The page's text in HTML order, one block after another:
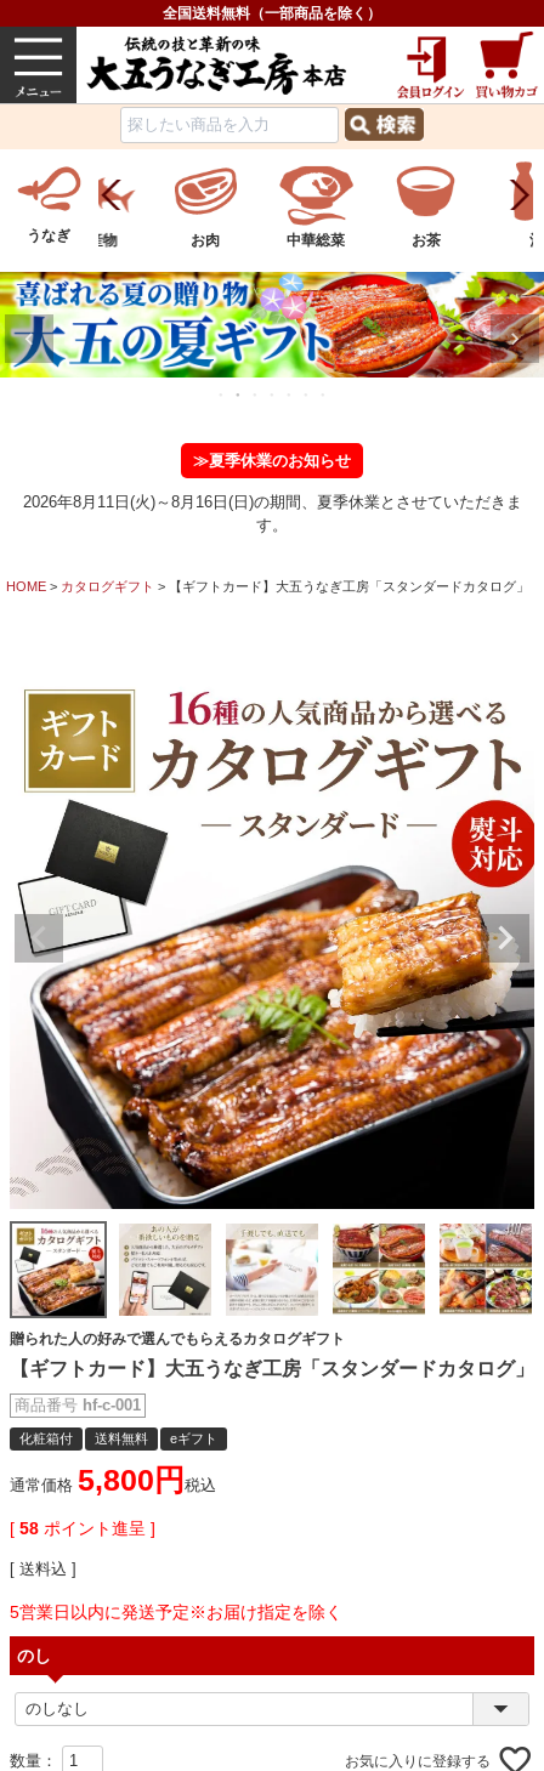
全国送料無料（一部商品を除く）
うなぎ 内祝い グルメ
うなぎ 水産物 お肉 中華総菜 お茶 酒
≫夏季休業のお知らせ
2026年8月11日(火)～8月16日(日)の期間、夏季休業とさせていただきま
す。
HOME カタログギフト 【ギフトカード】大五うなぎ工房「スタンダードカタログ」
贈られた人の好みで選んでもらえるカタログギフト
【ギフトカード】大五うなぎ工房「スタンダードカタログ」
商品番号 hf-c-001
化粧箱付 送料無料 eギフト
通常価格 5,800 税込
[ 58 ポイント進呈 ]
送料込
5営業日以内に発送予定※お届け指定を除く
のし
お気に入りに登録する